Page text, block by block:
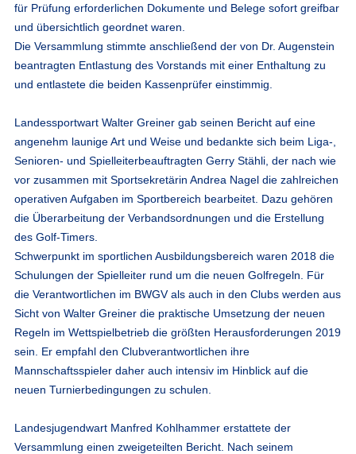
für Prüfung erforderlichen Dokumente und Belege sofort greifbar
und übersichtlich geordnet waren.
Die Versammlung stimmte anschließend der von Dr. Augenstein
beantragten Entlastung des Vorstands mit einer Enthaltung zu
und entlastete die beiden Kassenprüfer einstimmig.
Landessportwart Walter Greiner gab seinen Bericht auf eine
angenehm launige Art und Weise und bedankte sich beim Liga-,
Senioren- und Spielleiterbeauftragten Gerry Stähli, der nach wie
vor zusammen mit Sportsekretärin Andrea Nagel die zahlreichen
operativen Aufgaben im Sportbereich bearbeitet. Dazu gehören
die Überarbeitung der Verbandsordnungen und die Erstellung
des Golf-Timers.
Schwerpunkt im sportlichen Ausbildungsbereich waren 2018 die
Schulungen der Spielleiter rund um die neuen Golfregeln. Für
die Verantwortlichen im BWGV als auch in den Clubs werden aus
Sicht von Walter Greiner die praktische Umsetzung der neuen
Regeln im Wettspielbetrieb die größten Herausforderungen 2019
sein. Er empfahl den Clubverantwortlichen ihre
Mannschaftsspieler daher auch intensiv im Hinblick auf die
neuen Turnierbedingungen zu schulen.
Landesjugendwart Manfred Kohlhammer erstattete der
Versammlung einen zweigeteilten Bericht. Nach seinem